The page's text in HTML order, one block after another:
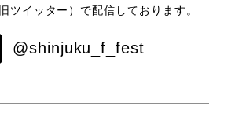
ツイッター）で配信しております。
@shinjuku_f_fest